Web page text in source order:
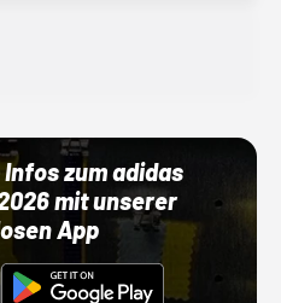
zum adidas
mit unserer
App